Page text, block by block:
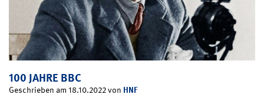
100 JAHRE BBC
Geschrieben am 18.10.2022 von HNF